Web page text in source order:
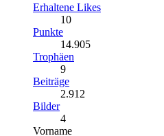
Erhaltene Likes
10
Punkte
14.905
Trophäen
9
Beiträge
2.912
Bilder
4
Vorname